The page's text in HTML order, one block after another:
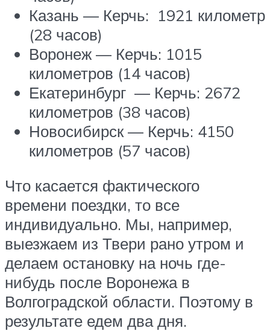
Казань — Керчь: 1921 километр
(28 часов)
Воронеж — Керчь: 1015
километров (14 часов)
Екатеринбург — Керчь: 2672
километров (38 часов)
Новосибирск — Керчь: 4150
километров (57 часов)
Что касается фактического
времени поездки, то все
индивидуально. Мы, например,
выезжаем из Твери рано утром и
делаем остановку на ночь где-
нибудь после Воронежа в
Волгоградской области. Поэтому в
результате едем два дня.